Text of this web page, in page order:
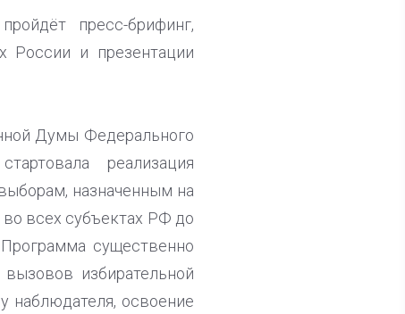
пресс-брифинг,
России и презентации
Думы Федерального
реализация
назначенным на
во всех субъектах РФ до
существенно
избирательной
наблюдателя, освоение